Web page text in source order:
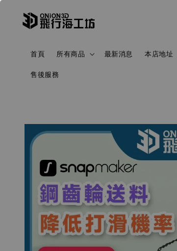
首頁 所有商品 最新消息 本店地址
售後服務